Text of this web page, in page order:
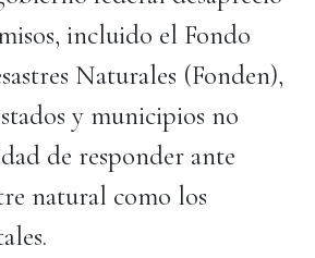
incluido el Fondo
Naturales (Fonden),
y municipios no
de responder ante
natural como los